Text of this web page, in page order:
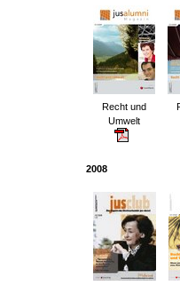
Recht und
Umwelt
2008